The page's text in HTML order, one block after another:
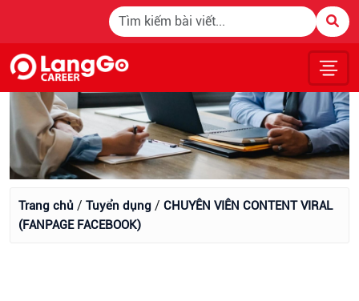
Trang chủ / Tuyển dụng / CHUYÊN VIÊN CONTENT VIRAL
(FANPAGE FACEBOOK)